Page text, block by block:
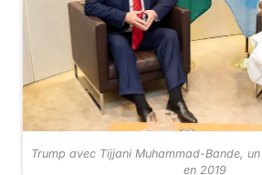
Trump avec Tijjani Muhammad-Bande,
en 2019